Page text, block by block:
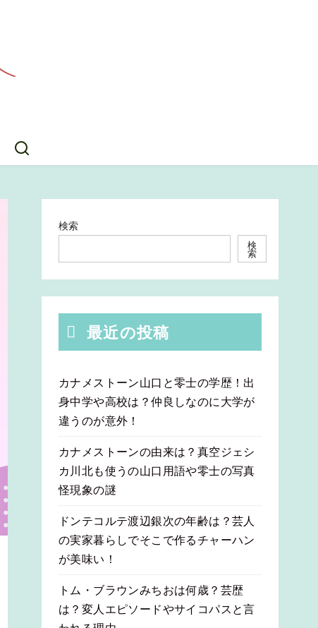
検索
検
索
最近の投稿
カナメストーン山口と零士の学歴！出
身中学や高校は？仲良しなのに大学が
違うのが意外！
カナメストーンの由来は？真空ジェシ
カ川北も使うの山口用語や零士の写真
怪現象の謎
ドンテコルテ渡辺銀次の年齢は？芸人
の実家暮らしでそこで作るチャーハン
が美味い！
トム・ブラウンみちおは何歳？芸歴
は？変人エピソードやサイコパスと言